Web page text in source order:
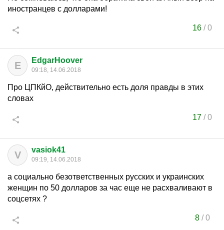
иностранцев с долларами!
16 /0
E EdgarHoover
09:18, 14.06.2018
Про ЦПКйО, действительно есть доля правды в этих
словах
17 /0
V vasiok41
09:19, 14.06.2018
а социально безответственных русских и украинских
женщин по 50 долларов за час еще не расхваливают в
соцсетях ?
8/0